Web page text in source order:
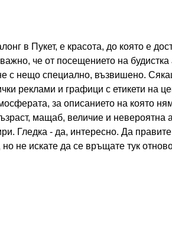
в Пукет, е красота, до която е
че от посещението на будистка
с нещо специално, възвишено.
реклами и графици с етикети на
за описанието на която
мащаб, величие и невероятна
Гледка - да, интересно. Да
не искате да се връщате тук